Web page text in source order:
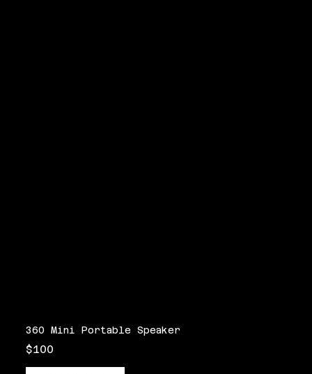
360 Mini Portable Speaker
$100